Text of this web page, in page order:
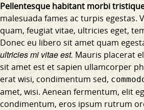
Pellentesque habitant morbi
malesuada fames ac turpis egestas.
quam, feugiat vitae, ultricies eget,
Donec eu libero sit amet quam
ultricies mi vitae est. Mauris placerat
sit amet est et sapien ullamcorper
erat wisi, condimentum sed,
amet, wisi. Aenean fermentum, elit
condimentum, eros ipsum rutrum